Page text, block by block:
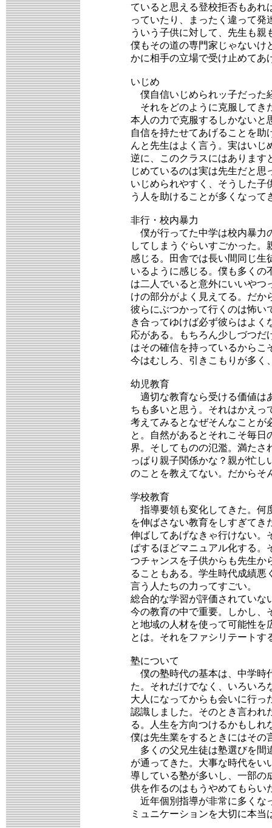
ていると思える登校拒否もあれ
っていたり、まったく違って
ういう子供に対して、先生も
僕もその道の専門家じゃないけ
かに相手の立場で受け止めてあ
いじめ
僕自信いじめられッ子だった
それをどのように克服してき
本人の力で克服するしかないと
自信を持たせてあげることを
んと先生はよく言う。実はい
逆に、このクラスにはあります
じめているのは実は先生だと
いじめられやすく、そうした子
う人を助けることが多くなって
非行・校内暴力
僕が行ってた中学は校内暴力
してしまうぐらいすごかった
感じる。田舎では長い間同じ生
いるように感じる。僕も多くの
は二人でいると意外にいいやつ
けの部分がよく見えてる。だか
彼らにぶつかって行くのは怖い
き合ってゆけば必ず彼らはよ
応がある。もちろん少しづつだ
はその確信を持っているからこ
今はむしろ、引きこもりが多く
幼児教育
適切な教育なら受ける価値は
ちも多いと思う。それはかえっ
考えてみるとなぜそんなことが
と。自然があるとそれこそ毎
界。そしてものの氾濫。満たさ
っぱり親子関係かな？親が忙
のことを教えてない。だからそ
学校教育
指導要領も変化してきた。何
を伸ばさない教育をしすぎて
伸ばしてあげなきゃ行けない。
ばするほどマニュアル化する。
つチャンスを子供からも先生か
ることもある。学生時代成績
言う人たちの力ってすごい。
総合的な学習が評価されていな
今の教育の中で重要。しかし、
と地域の人材を使って可能性
とは。それをファシリテートす
塾について
僕の塾時代の基本は、中学時
た。それだけでなく、いろいろ
大人になってからも会いに行っ
認識しました。そのとき言われ
る。人生を方向つけるかもし
僕は先生業をするときにはその
多くの父兄生徒は塾選びを間
が通ってきた。大事な時代をい
導している塾が多いし、一部の
供を作るのはもうやめてもらい
近年個別指導が非常に多くな
ミュニケーションを大切に本当